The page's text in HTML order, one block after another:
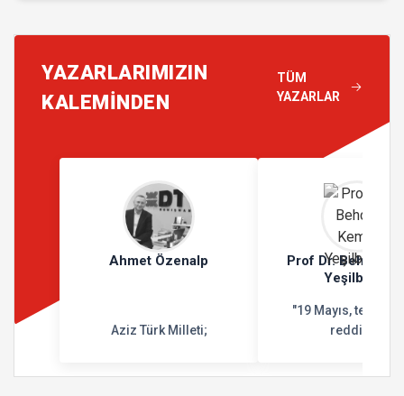
YAZARLARIMIZIN
KALEMİNDEN
TÜM
YAZARLAR
Ahmet Özenalp
Aziz Türk Milleti;
Prof Dr. Behçet
Yeşilbursa
"19 Mayıs,
reddidir"